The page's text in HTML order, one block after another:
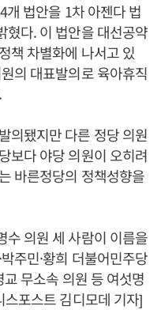
법안을 1차 아젠다 법
혔다. 이 법안을 대선공약
책 차별화에 나서고 있
의 대표발의로 육아휴직
의됐지만 다른 정당 의원
보다 야당 의원이 오히려
바른정당의 정책성향을
수 의원 세 사람이 이름을
주민·황희 더불어민주당
무소속 의원 등 여섯명
포스트 김디모데 기자]